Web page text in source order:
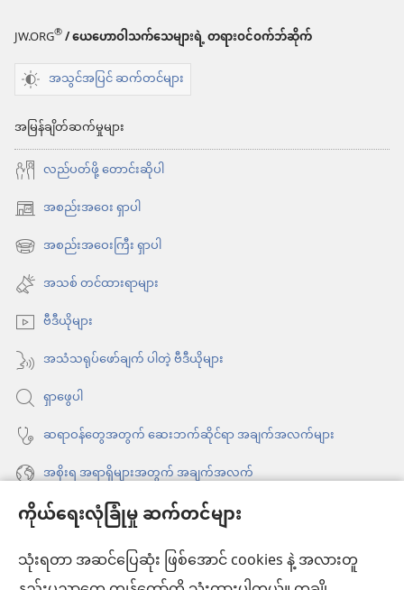
ကိုယ်ရေးလုံခြုံမှု ဆက်တင်များ
သုံးရတာ အဆင်ပြေဆုံး ဖြစ်အောင် cookies နဲ့ အလားတူ
JW.ORG®/ ယေဟောဝါသက်သေများရဲ့ တရားဝင်ဝက်ဘ်ဆိုက်
အသွင်အပြင် ဆက်တင်များ
အမြန်ချိတ်ဆက်မှုများ
လည်ပတ်ဖို့ တောင်းဆိုပါ
အစည်းအဝေး ရှာပါ
(window
အသစ်
င့်
နေ
ပါ
တယ်)
အစည်းအဝေးကြီး ရှာပါ
(window
အသစ်
င့်
နေ
ပါ
တယ်)
အသစ် တင်ထားရာများ
ဗီဒီယိုများ
အသံသရုပ်ဖော်ချက် ပါတဲ့ ဗီဒီယိုများ
ရှာဖွေပါ
ဆရာဝန်တွေအတွက် ဆေးဘက်ဆိုင်ရာ အချက်အလက်များ
အစိုးရ အရာရှိများအတွက် အချက်အလက်
အကူအညီ
အလှူငွေ
(window